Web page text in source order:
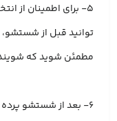
۵- برای اطمینان از
توانید قبل از شستشو،
مطمئن شوید که
6- بعد از شستشو پرده